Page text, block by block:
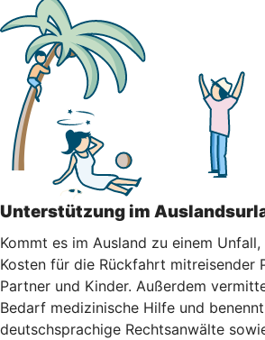
Unterstützung im
Kommt es im Ausland zu einem
Kosten für die Rückfahrt mitreisender
Partner und Kinder. Außerdem
Bedarf medizinische Hilfe und
deutschsprachige Rechtsanwälte